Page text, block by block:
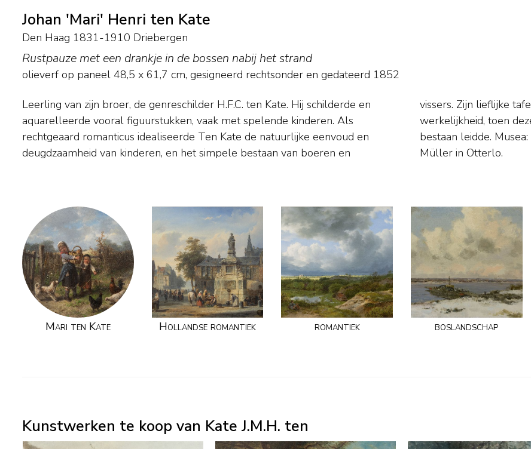
Johan 'Mari' Henri ten Kate
Den Haag 1831-1910 Driebergen
Rustpauze met een drankje in de bossen nabij het strand
olieverf op paneel 48,5 x 61,7 cm, gesigneerd rechtsonder en gedateerd 1852
Leerling van zijn broer, de genreschilder H.F.C. ten Kate. Hij schilderde en
aquarelleerde vooral figuurstukken, vaak met spelende kinderen. Als
rechtgeaard romanticus idealiseerde Ten Kate de natuurlijke eenvoud en
deugdzaamheid van kinderen, en het simpele bestaan van boeren en
vissers. Zijn lieflijke tafereeltjes stonden vaak ver af van de 19de eeuwse
werkelijkheid, toen deze bevolkingsgroep dikwijls een hard en armzalig
bestaan leidde. Musea: Teylers Museum in Haarlem en Museum Kröller-
Müller in Otterlo.
Mari ten Kate Hollandse romantiek romantiek boslandschap
Kunstwerken te koop van Kate J.M.H. ten